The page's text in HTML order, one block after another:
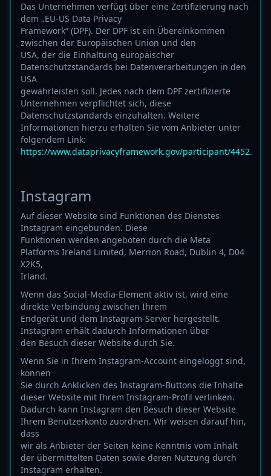
Das Unternehmen verfügt über eine Zertifizierung nach
dem „EU-US Data Privacy
Framework“ (DPF). Der DPF ist ein Übereinkommen
zwischen der Europäischen Union und den
USA, der die Einhaltung europäischer
Datenschutzstandards bei Datenverarbeitungen in den
USA
gewährleisten soll. Jedes nach dem DPF zertifizierte
Unternehmen verpflichtet sich, diese
Datenschutzstandards einzuhalten. Weitere
Informationen hierzu erhalten Sie vom Anbieter unter
folgendem Link:
https://www.dataprivacyframework.gov/participant/4452.
Instagram
Auf dieser Website sind Funktionen des Dienstes
Instagram eingebunden. Diese
Funktionen werden angeboten durch die Meta
Platforms Ireland Limited, Merrion Road, Dublin 4, D04
X2K5,
Irland.
Wenn das Social-Media-Element aktiv ist, wird eine
direkte Verbindung zwischen Ihrem
Endgerät und dem Instagram-Server hergestellt.
Instagram erhält dadurch Informationen über
den Besuch dieser Website durch Sie.
Wenn Sie in Ihrem Instagram-Account eingeloggt sind,
können
Sie durch Anklicken des Instagram-Buttons die Inhalte
dieser Website mit Ihrem Instagram-Profil verlinken.
Dadurch kann Instagram den Besuch dieser Website
Ihrem Benutzerkonto zuordnen. Wir weisen darauf hin,
dass
wir als Anbieter der Seiten keine Kenntnis vom Inhalt
der übermittelten Daten sowie deren Nutzung durch
Instagram erhalten.